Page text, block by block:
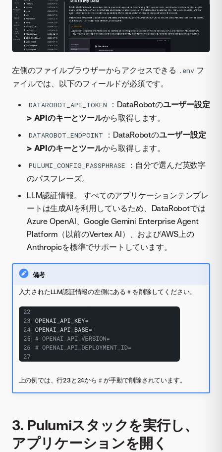
左側のファイルブラウザーからアクセスできる .env フ
ァイルでは、以下のフィールドが必須です。
DATAROBOT_API_TOKEN ：DataRobotのユーザー設定
> APIのキーとツールから取得します。
DATAROBOT_ENDPOINT ：DataRobotのユーザー設定
> APIのキーとツールから取得します。
PULUMI_CONFIG_PASSPHRASE
：自分で選んだ英数字
のパスフレーズ。
LLM認証情報。 すべてのアプリケーションテンプレ
ートは生成AIを利用しているため、DataRobotでは
Azure OpenAI、Google Gemini Enterprise Agent
Platform（以前のVertex AI）、およびAWS上の
Anthropicを標準でサポートしています。
備考
入力されたLLM認証情報の左側にある # を削除してください。
上の例では、行23と24から # が手動で削除されています。
3. Pulumiスタックを実行し、
アプリケーションを開く